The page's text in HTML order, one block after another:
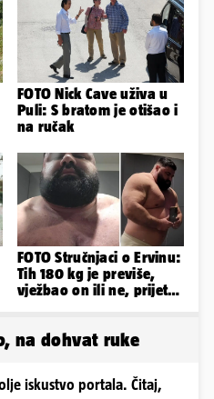
FOTO Nick Cave uživa u
Puli: S bratom je otišao i
na ručak
FOTO Stručnjaci o Ervinu:
Tih 180 kg je previše,
vježbao on ili ne, prijete
na dohvat ruke
iskustvo portala. Čitaj,